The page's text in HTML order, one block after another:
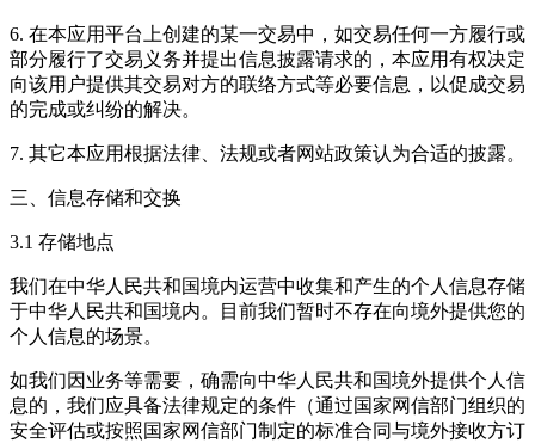
6. 在本应用平台上创建的某一交易中，如交易任何一方履行或
部分履行了交易义务并提出信息披露请求的，本应用有权决定
向该用户提供其交易对方的联络方式等必要信息，以促成交易
的完成或纠纷的解决。
7. 其它本应用根据法律、法规或者网站政策认为合适的披露。
三、信息存储和交换
3.1 存储地点
我们在中华人民共和国境内运营中收集和产生的个人信息存储
于中华人民共和国境内。目前我们暂时不存在向境外提供您的
个人信息的场景。
如我们因业务等需要，确需向中华人民共和国境外提供个人信
息的，我们应具备法律规定的条件（通过国家网信部门组织的
安全评估或按照国家网信部门制定的标准合同与境外接收方订